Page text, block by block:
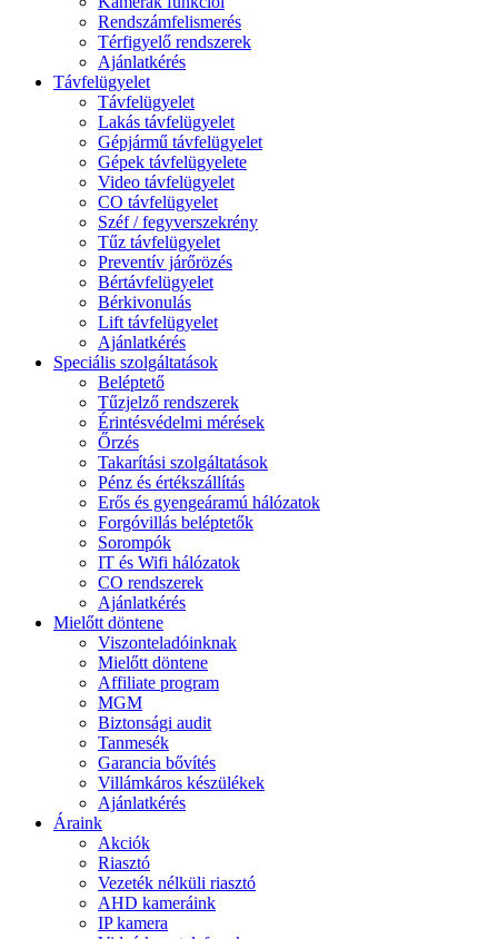
Rendszámfelismerés
Térfigyelő rendszerek
Ajánlatkérés
Távfelügyelet
Távfelügyelet
Lakás távfelügyelet
Gépjármű távfelügyelet
Gépek távfelügyelete
Video távfelügyelet
CO távfelügyelet
Széf / fegyverszekrény
Tűz távfelügyelet
Preventív járőrözés
Bértávfelügyelet
Bérkivonulás
Lift távfelügyelet
Ajánlatkérés
Speciális szolgáltatások
Beléptető
Tűzjelző rendszerek
Érintésvédelmi mérések
Őrzés
Takarítási szolgáltatások
Pénz és értékszállítás
Erős és gyengeáramú hálózatok
Forgóvillás beléptetők
Sorompók
IT és Wifi hálózatok
CO rendszerek
Ajánlatkérés
Mielőtt döntene
Viszonteladóinknak
Mielőtt döntene
Affiliate program
MGM
Biztonsági audit
Tanmesék
Garancia bővítés
Villámkáros készülékek
Ajánlatkérés
Áraink
Akciók
Riasztó
Vezeték nélküli riasztó
AHD kameráink
IP kamera